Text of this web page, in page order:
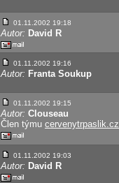
01.11.2002 19:18
Autor: David R
01.11.2002 19:16
Autor: Franta Soukup
01.11.2002 19:15
Autor: Clouseau
Člen týmu cervenytrpaslik.cz
01.11.2002 19:03
Autor: David R